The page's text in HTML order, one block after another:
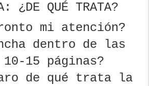
¿DE QUÉ TRATA?
mi atención?
dentro de las
15 páginas?
de qué trata la